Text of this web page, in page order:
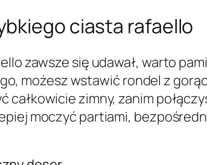
ciasta rafaello
zawsze się udawał, warto
możesz wstawić rondel z
całkowicie zimny, zanim
moczyć partiami,